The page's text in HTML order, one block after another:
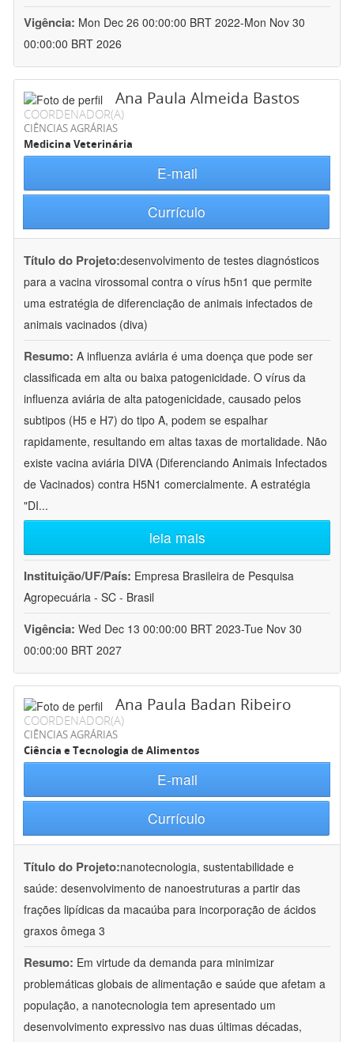
Vigência: Mon Dec 26 00:00:00 BRT 2022-Mon Nov 30
00:00:00 BRT 2026
Ana Paula Almeida Bastos
COORDENADOR(A)
CIÊNCIAS AGRÁRIAS
Medicina Veterinária
E-mail
Currículo
Título do Projeto:desenvolvimento de testes diagnósticos
para a vacina virossomal contra o vírus h5n1 que permite
uma estratégia de diferenciação de animais infectados de
animais vacinados (diva)
Resumo: A influenza aviária é uma doença que pode ser
classificada em alta ou baixa patogenicidade. O vírus da
influenza aviária de alta patogenicidade, causado pelos
subtipos (H5 e H7) do tipo A, podem se espalhar
rapidamente, resultando em altas taxas de mortalidade. Não
existe vacina aviária DIVA (Diferenciando Animais Infectados
de Vacinados) contra H5N1 comercialmente. A estratégia
"DI...
leia mais
Instituição/UF/País: Empresa Brasileira de Pesquisa
Agropecuária - SC - Brasil
Vigência: Wed Dec 13 00:00:00 BRT 2023-Tue Nov 30
00:00:00 BRT 2027
Ana Paula Badan Ribeiro
COORDENADOR(A)
CIÊNCIAS AGRÁRIAS
Ciência e Tecnologia de Alimentos
E-mail
Currículo
Título do Projeto:nanotecnologia, sustentabilidade e
saúde: desenvolvimento de nanoestruturas a partir das
frações lipídicas da macaúba para incorporação de ácidos
graxos ômega 3
Resumo: Em virtude da demanda para minimizar
problemáticas globais de alimentação e saúde que afetam a
população, a nanotecnologia tem apresentado um
desenvolvimento expressivo nas duas últimas décadas,